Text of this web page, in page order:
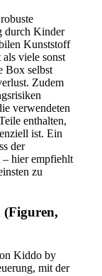
durch Kinder
Kunststoff
viele sonst
Box selbst
Zudem
verwendeten
enthalten,
ist. Ein
der
– hier empfiehlt
zu
(Figuren,
Kiddo by
mit der